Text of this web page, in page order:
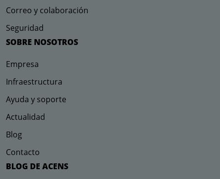
Correo y colaboración
Seguridad
SOBRE NOSOTROS
Empresa
Infraestructura
Ayuda y soporte
Actualidad
Blog
Contacto
BLOG DE ACENS